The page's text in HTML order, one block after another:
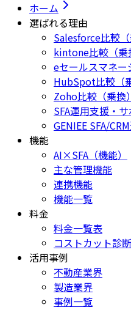
ホーム
選ばれる理由
Salesforce比較（
kintone比較（乗
eセールスマネー
HubSpot比較（
Zoho比較（乗換）
SFA運用支援・
GENIEE SFA/
機能
AI×SFA（機能）
主な管理機能
連携機能
機能一覧
料金
料金一覧表
コストカット診断
活用事例
不動産業界
製造業界
事例一覧